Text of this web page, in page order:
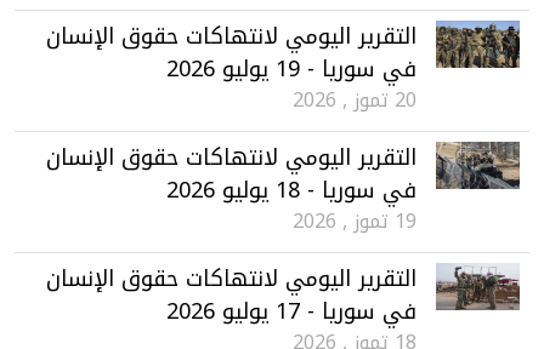
التقرير اليومي لانتهاكات حقوق الإنسان
في سوريا - 19 يوليو 2026
20 تموز , 2026
التقرير اليومي لانتهاكات حقوق الإنسان
في سوريا - 18 يوليو 2026
19 تموز , 2026
التقرير اليومي لانتهاكات حقوق الإنسان
في سوريا - 17 يوليو 2026